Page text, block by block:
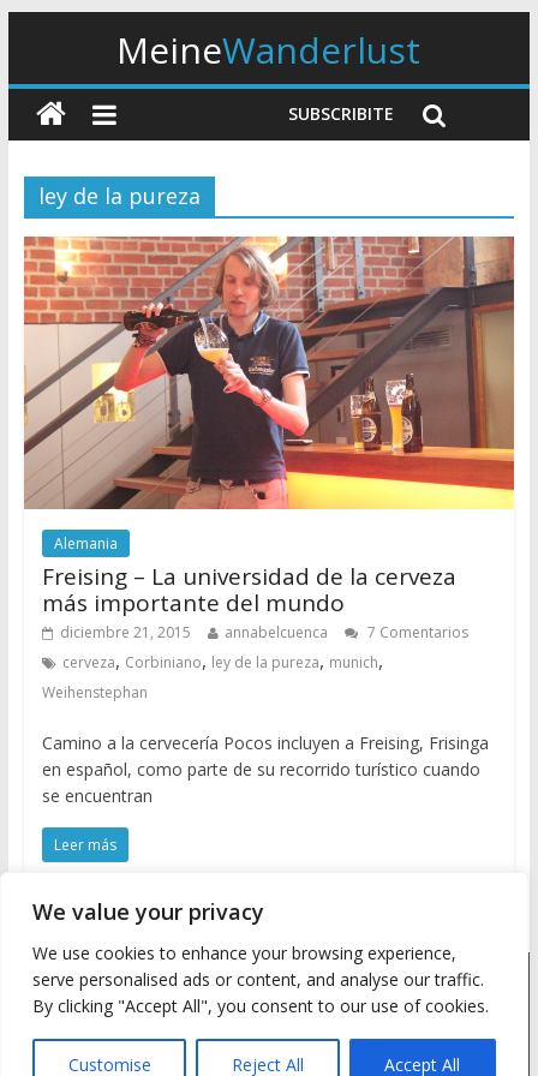
We value your privacy
We use cookies to enhance your browsing experience,
serve personalised ads or content, and analyse our traffic.
By clicking "Accept All", you consent to our use of cookies.
Customise Reject All Accept All
MeineWanderlust
SUBSCRIBITE
ley de la pureza
Alemania
Freising – La universidad de la cerveza
más importante del mundo
diciembre 21, 2015 annabelcuenca
7 Comentarios
cerveza, Corbiniano, ley de la pureza, munich,
Weihenstephan
Camino a la cervecería Pocos incluyen a Freising, Frisinga
en español, como parte de su recorrido turístico cuando
se encuentran
Leer más
Copyright © 2026Meine Wanderlust. Todos los derechos
reservados.
Tema: ColorMag by ThemeGrill. Desarrollado conWordPress